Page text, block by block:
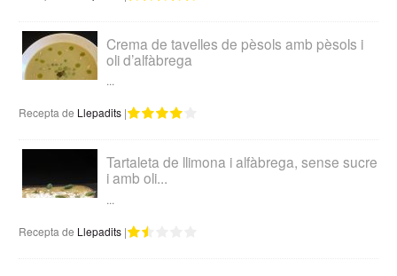
Crema de tavelles de pèsols amb pèsols i
oli d’alfàbrega
...
Recepta de Llepadits |
Tartaleta de llimona i alfàbrega, sense sucre
i amb oli...
...
Recepta de Llepadits |